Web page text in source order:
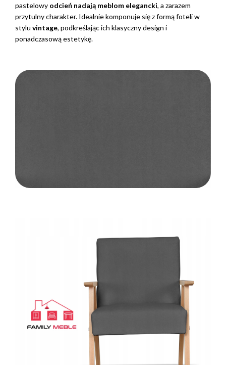
pastelowy odcień nadają meblom elegancki, a zarazem
przytulny charakter. Idealnie komponuje się z formą foteli w
stylu vintage, podkreślając ich klasyczny design i
ponadczasową estetykę.